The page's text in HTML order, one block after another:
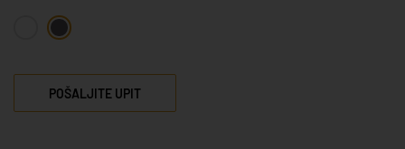
POŠALJITE UPIT